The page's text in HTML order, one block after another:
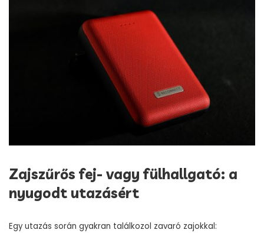
Zajszűrős fej- vagy fülhallgató: a
nyugodt utazásért
Egy utazás során gyakran találkozol zavaró zajokkal: